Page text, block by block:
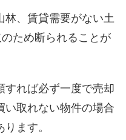
林、賃貸需要がない土
ため断られることが
すれば必ず一度で売却
い取れない物件の場合
ます。